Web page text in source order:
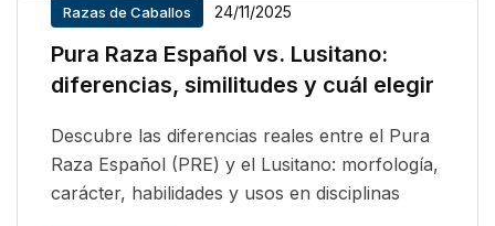
Razas de Caballos 24/11/2025
Pura Raza Español vs. Lusitano:
diferencias, similitudes y cuál elegir
Descubre las diferencias reales entre el Pura
Raza Español (PRE) y el Lusitano: morfología,
carácter, habilidades y usos en disciplinas